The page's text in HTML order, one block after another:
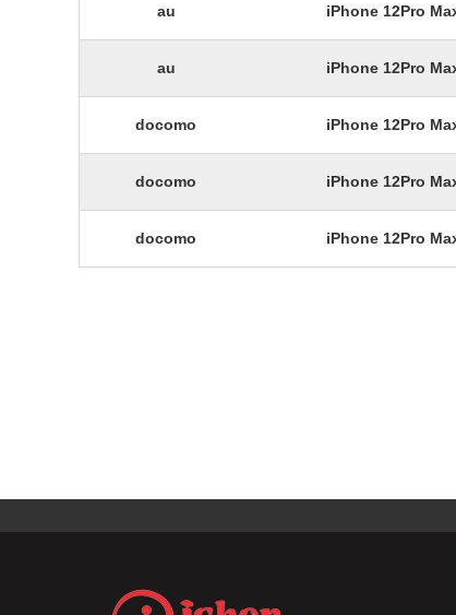
au iPhone 12Pro
au iPhone 12Pro
docomo iPhone 12Pro
docomo iPhone 12Pro
docomo iPhone 12Pro